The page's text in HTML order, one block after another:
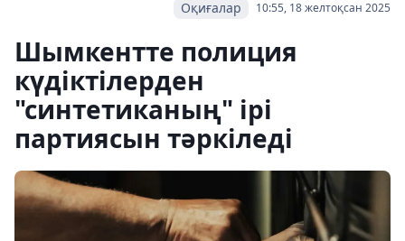
10:55, 18 желтоқсан 2025
Оқиғалар
Шымкентте полиция
күдіктілерден
"синтетиканың" ірі
партиясын тәркіледі